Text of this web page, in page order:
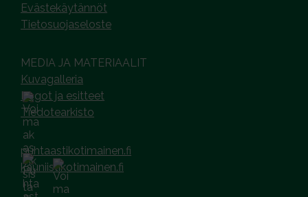
Evästekäytännöt
Tietosuojaseloste
MEDIA JA MATERIAALIT
Kuvagalleria
Logot ja esitteet
Tiedotearkisto
puhtaastikotimainen.fi
kauniistikotimainen.fi